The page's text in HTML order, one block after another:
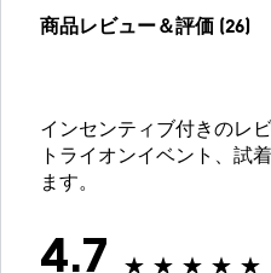
商品レビュー＆評価 (26)
インセンティブ付きのレ
トライオンイベント、試
ます。
4.7